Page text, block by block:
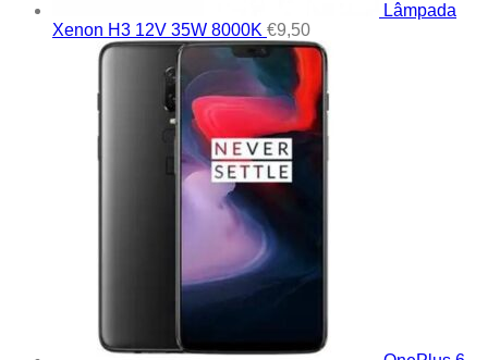
Lâmpada
Xenon H3 12V 35W 8000K €9,50